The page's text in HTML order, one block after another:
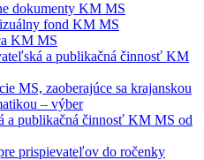
dokumenty KM MS
fond KM MS
KM MS
a publikačná činnosť KM
MS, zaoberajúce sa krajanskou
– výber
a publikačná činnosť KM MS od
prispievateľov do ročenky